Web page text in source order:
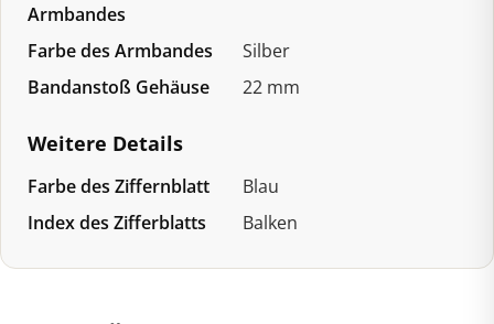
Armbandes
Farbe des Armbandes
Silber
Bandanstoß Gehäuse
22 mm
Weitere Details
Farbe des Ziffernblatt
Blau
Index des Zifferblatts
Balken